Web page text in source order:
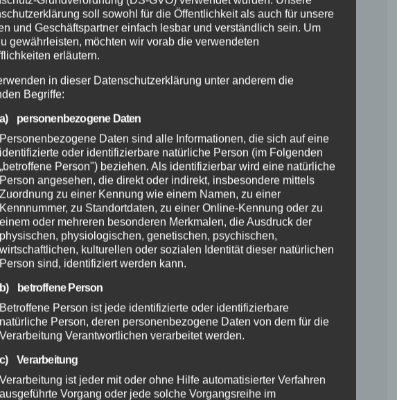
soll sowohl für die Öffentlichkeit als auch für unsere
und Geschäftspartner einfach lesbar und verständlich sein. Um
gewährleisten, möchten wir vorab die verwendeten
erläutern.
in dieser Datenschutzerklärung unter anderem die
Begriffe:
a) personenbezogene Daten
Personenbezogene Daten sind alle Informationen, die sich auf eine
identifizierte oder identifizierbare natürliche Person (im Folgenden
„betroffene Person") beziehen. Als identifizierbar wird eine natürliche
Person angesehen, die direkt oder indirekt, insbesondere mittels
Zuordnung zu einer Kennung wie einem Namen, zu einer
Kennnummer, zu Standortdaten, zu einer Online-Kennung oder zu
einem oder mehreren besonderen Merkmalen, die Ausdruck der
physischen, physiologischen, genetischen, psychischen,
wirtschaftlichen, kulturellen oder sozialen Identität dieser natürlichen
Person sind, identifiziert werden kann.
b) betroffene Person
Betroffene Person ist jede identifizierte oder identifizierbare
natürliche Person, deren personenbezogene Daten von dem für die
Verarbeitung Verantwortlichen verarbeitet werden.
c) Verarbeitung
Verarbeitung ist jeder mit oder ohne Hilfe automatisierter Verfahren
ausgeführte Vorgang oder jede solche Vorgangsreihe im